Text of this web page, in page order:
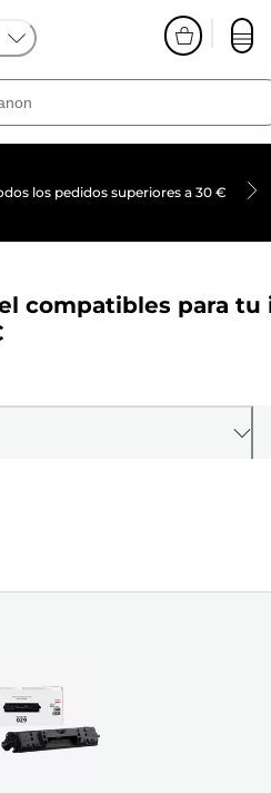
los pedidos superiores a 30 €
compatibles para tu